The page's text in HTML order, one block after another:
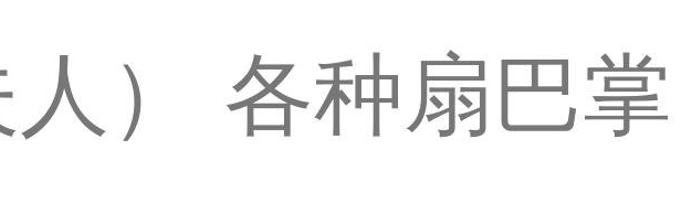
） 各种扇巴